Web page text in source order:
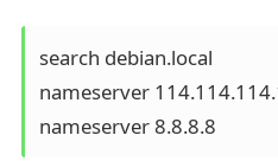
search debian.local
nameserver